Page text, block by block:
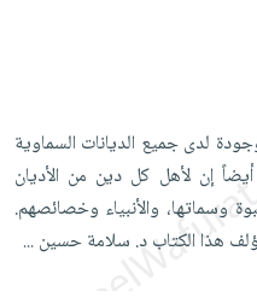
لدى جميع الديانات السماوية
إن لأهل كل دين من الأديان
وسماتها، والأنبياء وخصائصهم.
هذا الكتاب د. سلامة حسين...